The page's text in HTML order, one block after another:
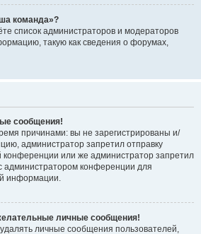
команда»?
список администраторов и модераторов
такую как сведения о форумах,
сообщения!
причинами: вы не зарегистрированы и/
администратор запретил отправку
или же администратор запретил
администратором конференции для
информации.
личные сообщения!
личные сообщения пользователей,